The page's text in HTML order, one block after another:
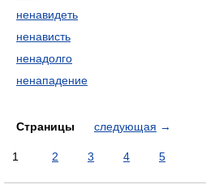
ненавидеть
ненависть
ненадолго
ненападение
Страницы следующая →
1 2 3 4 5